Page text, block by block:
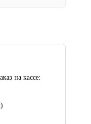
на кассе: